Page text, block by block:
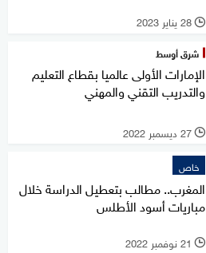
l 28 يناير 2023
شرق أوسط
الإمارات الأولى عالميا بقطاع التعليم
والتدريب التقني والمهني
l 27 ديسمبر 2022
خاص
المغرب.. مطالب بتعطيل الدراسة خلال
مباريات أسود الأطلس
l 21 نوفمبر 2022